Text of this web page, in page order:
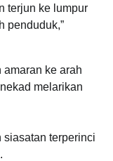
terjun ke lumpur
penduduk,”
ke arah
melarikan
siasatan terperinci